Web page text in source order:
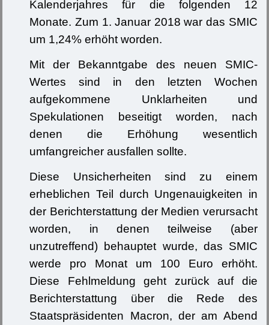
Kalenderjahres für die folgenden 12
Monate. Zum 1. Januar 2018 war das SMIC
um 1,24% erhöht worden.
Mit der Bekanntgabe des neuen SMIC-
Wertes sind in den letzten Wochen
aufgekommene Unklarheiten und
Spekulationen beseitigt worden, nach
denen die Erhöhung wesentlich
umfangreicher ausfallen sollte.
Diese Unsicherheiten sind zu einem
erheblichen Teil durch Ungenauigkeiten in
der Berichterstattung der Medien verursacht
worden, in denen teilweise (aber
unzutreffend) behauptet wurde, das SMIC
werde pro Monat um 100 Euro erhöht.
Diese Fehlmeldung geht zurück auf die
Berichterstattung über die Rede des
Staatspräsidenten Macron, der am Abend